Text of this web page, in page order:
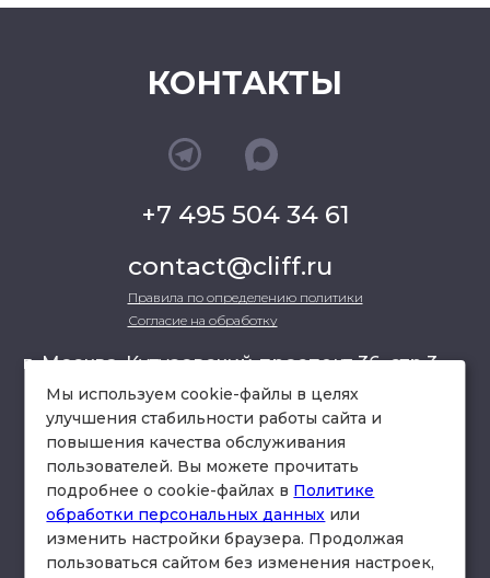
КОНТАКТЫ
+7 495 504 34 61
contact@cliff.ru
Правила по определению политики
Согласие на обработку
г. Москва, Кутузовский проспект 36, стр.3 ,
офис 301
схема проезда
Мы используем cookie-файлы в целях
улучшения стабильности работы сайта и
повышения качества обслуживания
пользователей. Вы можете прочитать
подробнее о cookie-файлах в Политике
обработки персональных данных или
изменить настройки браузера. Продолжая
пользоваться сайтом без изменения настроек,